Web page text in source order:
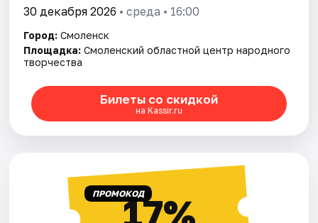
30 декабря 2026 • среда • 16:00
Город: Смоленск
Площадка: Смоленский областной центр народного
творчества
Билеты со скидкой
на Kassir.ru
ПРОМОКОД17%